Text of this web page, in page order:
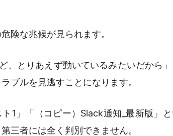
険な兆候が見られます。
、とりあえず動いているみたいだから
ブルを見逃すことになります。
1」「（コピー）Slack通知_最新版」
三者には全く判別できません。